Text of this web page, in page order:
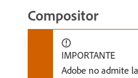
Compositor
IMPORTANTE
Adobe no admite